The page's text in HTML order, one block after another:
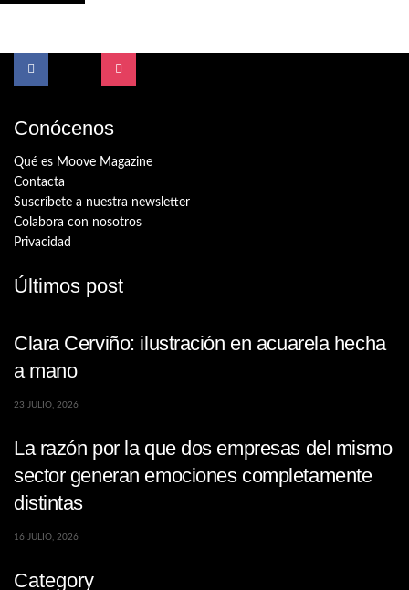
Conócenos
Qué es Moove Magazine
Contacta
Suscríbete a nuestra newsletter
Colabora con nosotros
Privacidad
Últimos post
Clara Cerviño: ilustración en acuarela hecha
a mano
23 JULIO, 2026
La razón por la que dos empresas del mismo
sector generan emociones completamente
distintas
16 JULIO, 2026
Category